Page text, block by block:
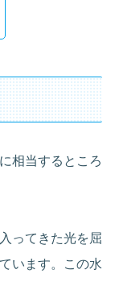
相当するところ
ってきた光を屈
います。この水